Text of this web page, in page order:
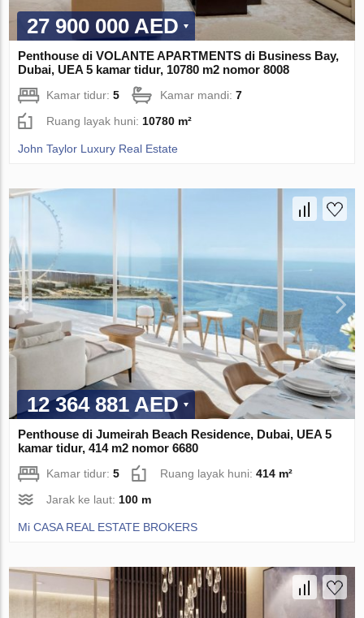
27 900 000 AED
Penthouse di VOLANTE APARTMENTS di Business Bay,
Dubai, UEA 5 kamar tidur, 10780 m2 nomor 8008
Kamar tidur:5 Kamar mandi:7
Ruang layak huni: 10780 m²
John Taylor Luxury Real Estate
12 364 881 AED
Penthouse di Jumeirah Beach Residence, Dubai, UEA 5
kamar tidur, 414 m2 nomor 6680
Kamar tidur:5 Ruang layak huni:414 m²
Jarak ke laut: 100 m
Mi CASA REAL ESTATE BROKERS